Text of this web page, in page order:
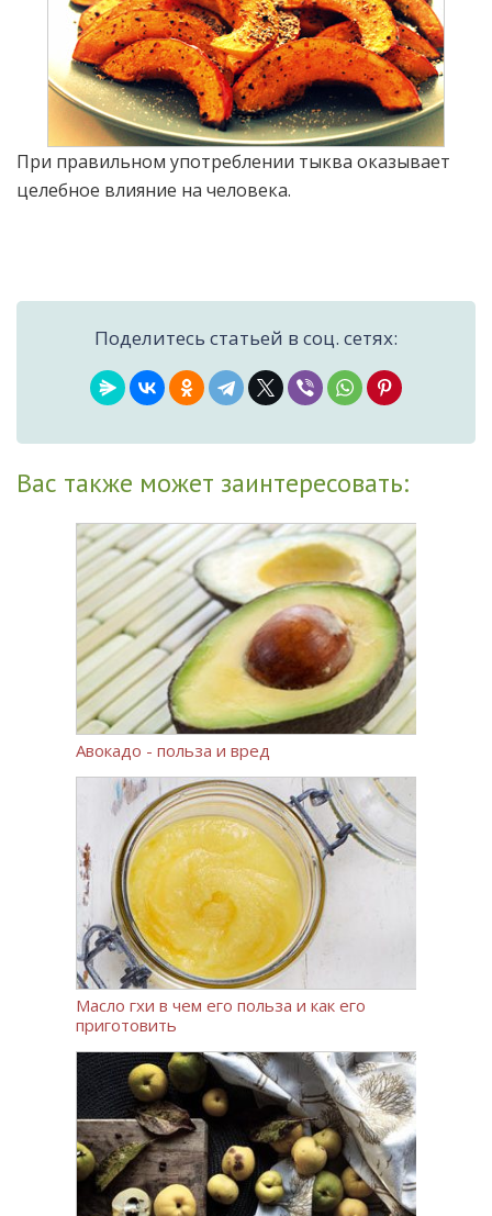
При правильном употреблении тыква оказывает
целебное влияние на человека.
Поделитесь статьей в соц. сетях:
Вас также может заинтересовать:
Авокадо - польза и вред
Масло гхи в чем его польза и как его
приготовить